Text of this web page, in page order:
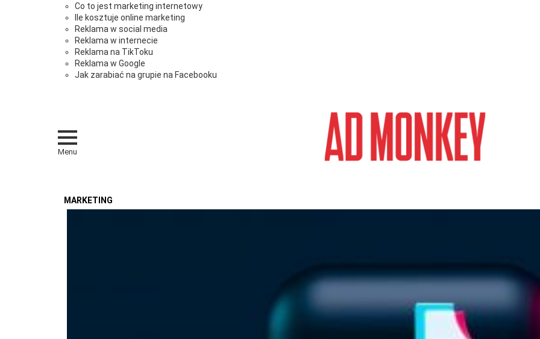
Co to jest marketing internetowy
Ile kosztuje online marketing
Reklama w social media
Reklama w internecie
Reklama na TikToku
Reklama w Google
Jak zarabiać na grupie na Facebooku
Menu
MARKETING